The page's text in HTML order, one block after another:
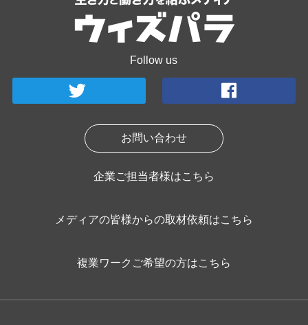
Follow us
お問い合わせ
企業ご担当者様はこちら
メディアの皆様からの取材依頼はこちら
複業ワークご希望の方はこちら